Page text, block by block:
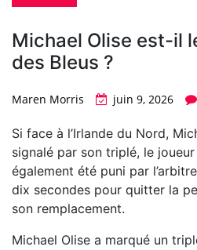
Michael Olise est-il
des Bleus ?
Maren Morris juin 9, 2026
Si face à l’Irlande du Nord,
signalé par son triplé, le
également été puni par
dix secondes pour quitter la
son remplacement.
Michael Olise a marqué un